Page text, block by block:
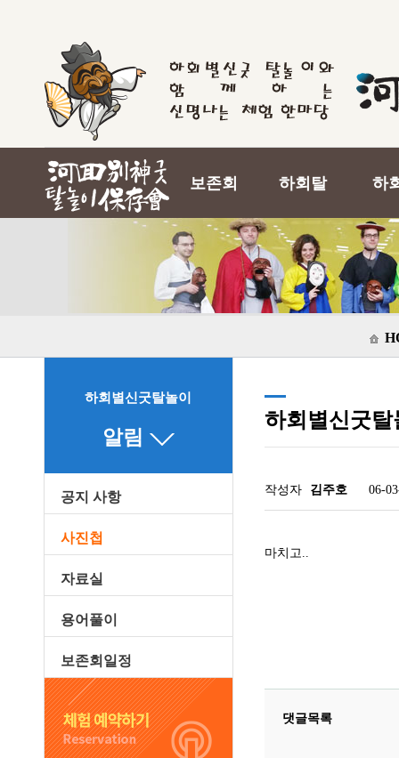
보존회 하회탈 하
하회별신굿탈놀이
알림
공지 사항
사진첩
자료실
용어풀이
보존회일정
하회별신굿
작성자 김주호 06-
마치고..
댓글목록